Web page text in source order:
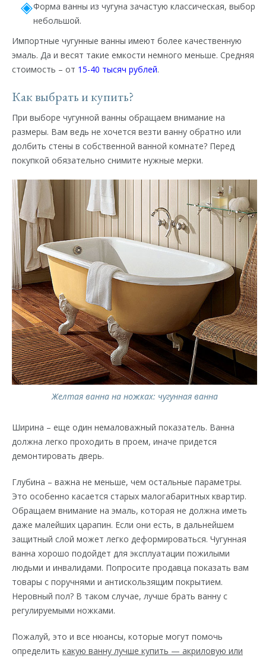
Форма ванны из чугуна зачастую классическая, выбор
небольшой.
Импортные чугунные ванны имеют более качественную
эмаль. Да и весят такие емкости немного меньше. Средняя
стоимость – от 15-40 тысяч рублей.
Как выбрать и купить?
При выборе чугунной ванны обращаем внимание на
размеры. Вам ведь не хочется везти ванну обратно или
долбить стены в собственной ванной комнате? Перед
покупкой обязательно снимите нужные мерки.
Желтая ванна на ножках: чугунная ванна
Ширина – еще один немаловажный показатель. Ванна
должна легко проходить в проем, иначе придется
демонтировать дверь.
Глубина – важна не меньше, чем остальные параметры.
Это особенно касается старых малогабаритных квартир.
Обращаем внимание на эмаль, которая не должна иметь
даже малейших царапин. Если они есть, в дальнейшем
защитный слой может легко деформироваться. Чугунная
ванна хорошо подойдет для эксплуатации пожилыми
людьми и инвалидами. Попросите продавца показать вам
товары с поручнями и антискользящим покрытием.
Неровный пол? В таком случае, лучше брать ванну с
регулируемыми ножками.
Пожалуй, это и все нюансы, которые могут помочь
определить какую ванну лучше купить — акриловую или